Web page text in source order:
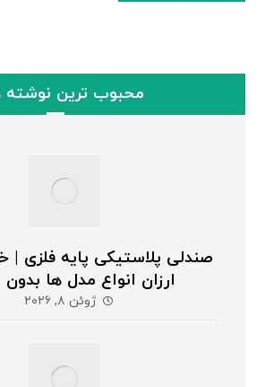
محبوب ترین نوشته
صندلی پلاستیکی پایه فلزی |
ارزان انواع مدل ها
ژوئن ۸, ۲۰۲۶